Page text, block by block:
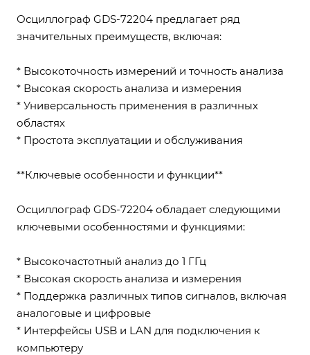
Осциллограф GDS-72204 предлагает ряд
значительных преимуществ, включая:
* Высокоточность измерений и точность анализа
* Высокая скорость анализа и измерения
* Универсальность применения в различных
областях
* Простота эксплуатации и обслуживания
**Ключевые особенности и функции**
Осциллограф GDS-72204 обладает следующими
ключевыми особенностями и функциями:
* Высокочастотный анализ до 1 ГГц
* Высокая скорость анализа и измерения
* Поддержка различных типов сигналов, включая
аналоговые и цифровые
* Интерфейсы USB и LAN для подключения к
компьютеру